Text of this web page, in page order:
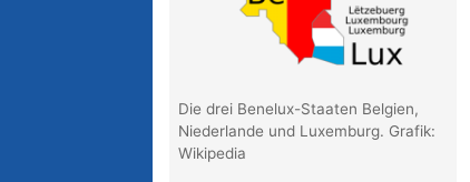
Die drei Benelux-Staaten Belgien,
Niederlande und Luxemburg. Grafik:
Wikipedia